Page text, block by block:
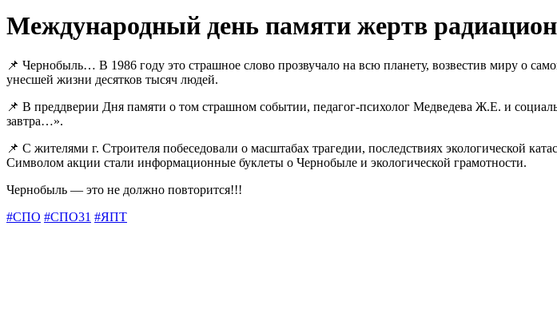
Международный день памяти жертв
📌 Чернобыль… В 1986 году это страшное слово прозвучало на всю планету, возвестив миру о
унесшей жизни десятков тысяч людей.
📌 В преддверии Дня памяти о том страшном событии, педагог-психолог Медведева Ж.Е. и
завтра…».
📌 С жителями г. Строителя побеседовали о масштабах трагедии, последствиях экологической
Символом акции стали информационные буклеты о Чернобыле и экологической грамотности.
Чернобыль — это не должно повторится!!!
#СПО #СПО31 #ЯПТ